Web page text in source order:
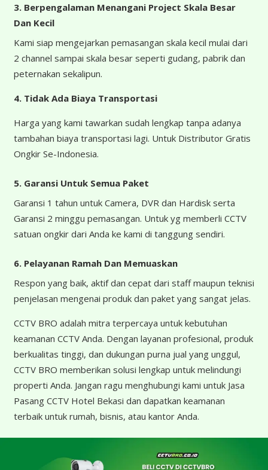
3. Berpengalaman Menangani Project Skala Besar
Dan Kecil
Kami siap mengejarkan pemasangan skala kecil mulai dari
2 channel sampai skala besar seperti gudang, pabrik dan
peternakan sekalipun.
4. Tidak Ada Biaya Transportasi
Harga yang kami tawarkan sudah lengkap tanpa adanya
tambahan biaya transportasi lagi. Untuk Distributor Gratis
Ongkir Se-Indonesia.
5. Garansi Untuk Semua Paket
Garansi 1 tahun untuk Camera, DVR dan Hardisk serta
Garansi 2 minggu pemasangan. Untuk yg memberli CCTV
satuan ongkir dari Anda ke kami di tanggung sendiri.
6. Pelayanan Ramah Dan Memuaskan
Respon yang baik, aktif dan cepat dari staff maupun teknisi
penjelasan mengenai produk dan paket yang sangat jelas.
CCTV BRO adalah mitra terpercaya untuk kebutuhan
keamanan CCTV Anda. Dengan layanan profesional, produk
berkualitas tinggi, dan dukungan purna jual yang unggul,
CCTV BRO memberikan solusi lengkap untuk melindungi
properti Anda. Jangan ragu menghubungi kami untuk Jasa
Pasang CCTV Hotel Bekasi dan dapatkan keamanan
terbaik untuk rumah, bisnis, atau kantor Anda.